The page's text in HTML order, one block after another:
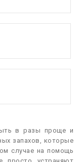
в разы проще и
запахов, которые
случае на помощь